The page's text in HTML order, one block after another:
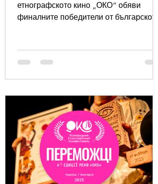
етнографското кино „ОКО“ обяви
финалните победители от българското
(Audience Grand Prize – Bulgarian Online
Edition). По решение на зрителите
прожекциите беше присъдена
едновременно на две продукции: ●
„Татковата приспивна песен“ , реж.
Леся Дяк ● „Цветята на Украйна“ , реж.
Аделина Борец. В периода от 3 до 31 ок